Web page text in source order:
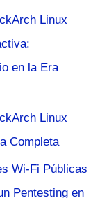
Linux
en la Era
Linux
Completa
Wi-Fi Públicas
Pentesting en